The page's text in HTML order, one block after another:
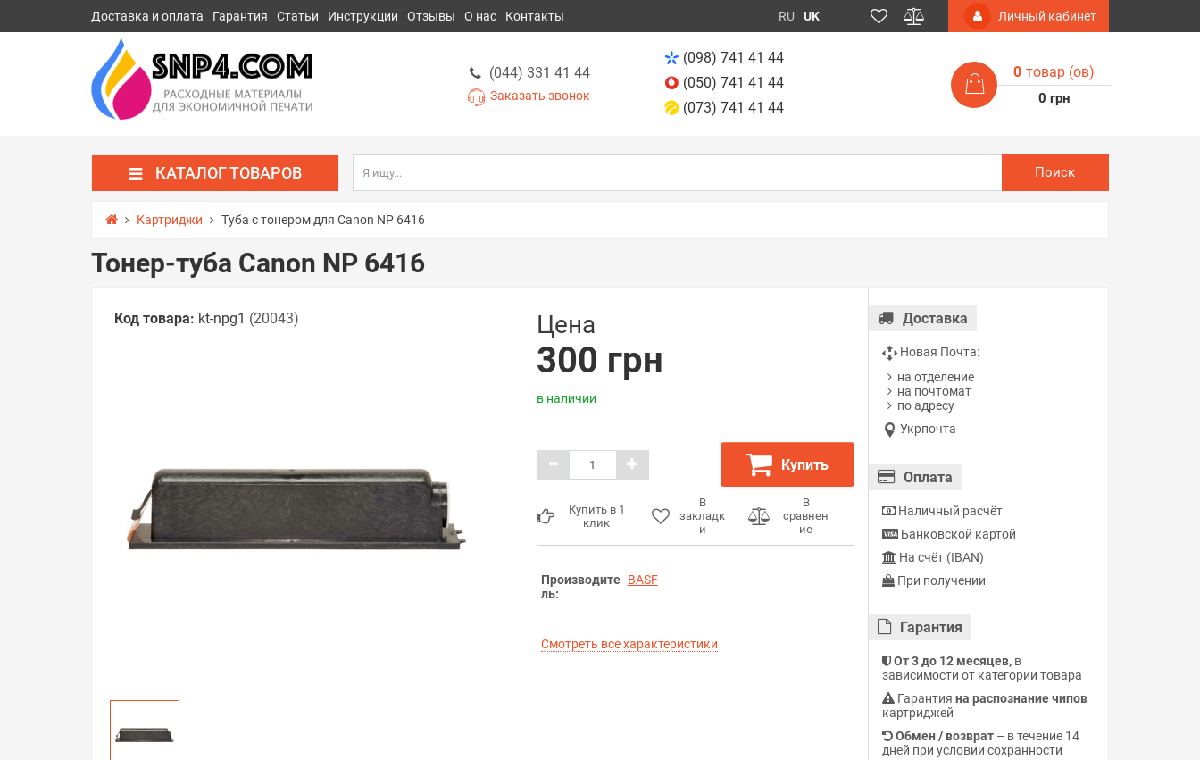
Доставка и оплата Гарантия Статьи Инструкции Отзывы О нас Контакты RU UK Личный кабинет
(044) 331 41 44
Заказать звонок
(098) 741 41 44
(050) 741 41 44
(073) 741 41 44
0 товар (ов)
0 грн
КАТАЛОГ ТОВАРОВ Поиск
Картриджи Туба с тонером для Canon NP 6416
Тонер-туба Canon NP 6416
Код товара: kt-npg1 (20043) Цена
300 грн
в наличии
Купить
Купить в 1
клик
В
закладк
и
В
сравнен
ие
Производите
ль:
BASF
Смотреть все характеристики
Доставка
Новая Почта:
на отделение
на почтомат
по адресу
Укрпочта
Оплата
Наличный расчёт
Банковской картой
На счёт (IBAN)
При получении
Гарантия
От 3 до 12 месяцев,в
зависимости от категории товара
Гарантия на распознание чипов
картриджей
Обмен / возврат– в течение 14
дней при условии сохранности